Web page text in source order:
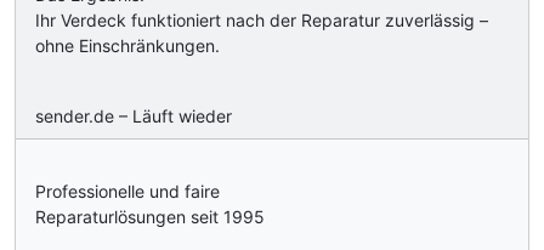
Ihr Verdeck funktioniert nach der Reparatur zuverlässig –
ohne Einschränkungen.
sender.de – Läuft wieder
Professionelle und faire
Reparaturlösungen seit 1995